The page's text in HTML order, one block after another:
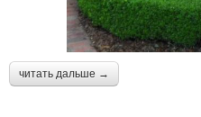
читать дальше →